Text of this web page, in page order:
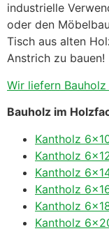
industrielle
oder den
Tisch aus alten
Anstrich zu bauen!
Wir liefern
Bauholz im
Kantholz
Kantholz
Kantholz
Kantholz
Kantholz
Kantholz